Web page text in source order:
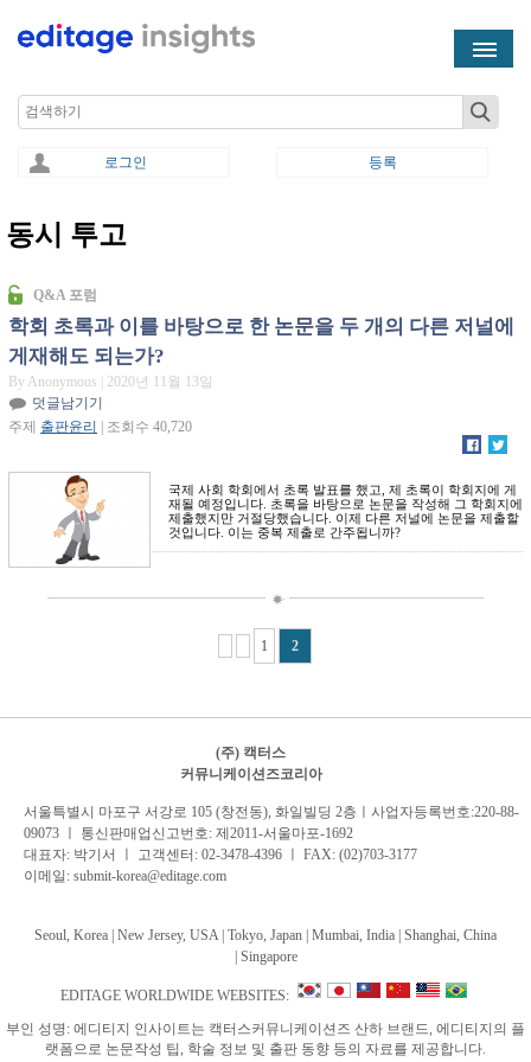
Search
로그인 등록
You are here
동시 투고
Q&A 포럼
학회 초록과 이를 바탕으로 한 논문을 두 개의 다른 저널에
게재해도 되는가?
By Anonymous
| 2020년 11월 13일
덧글남기기
주제 출판윤리 | 조회수 40,720
국제 사회 학회에서 초록 발표를 했고, 제 초록이 학회지에 게
재될 예정입니다. 초록을 바탕으로 논문을 작성해 그 학회지에
제출했지만 거절당했습니다. 이제 다른 저널에 논문을 제출할
것입니다. 이는 중복 제출로 간주됩니까?
1 2
(주) 캑터스
커뮤니케이션즈코리아
서 울특별시 마포구 서강로 105 (창전동), 화일빌딩 2층 ㅣ사업자등록번호:220-88-
09073 ㅣ 통신판매업신고번호: 제2011-서울마포-1692
대표자: 박기서 ㅣ 고객센터: 02-3478-4396 ㅣ FAX: (02)703-3177
이메일: submit-korea@editage.com
Seoul, Korea | New Jersey, USA | Tokyo, Japan | Mumbai, India | Shanghai, China
Singapore
EDITAGE WORLDWIDE WEBSITES:
부인 성명: 에디티지 인사이트는 캑터스커뮤니케이션즈 산하 브랜드, 에디티지의 플
랫폼으로 논문작성 팁, 학술 정보 및 출판 동향 등의 자료를 제공합니다.